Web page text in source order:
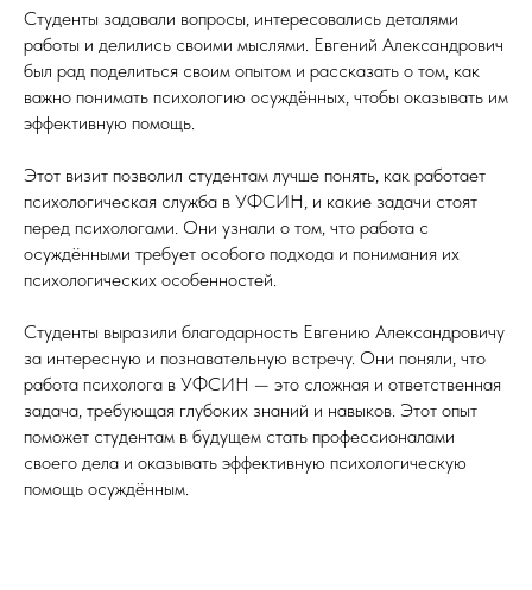
Студенты задавали вопросы, интересовались деталями
работы и делились своими мыслями. Евгений Александрович
был рад поделиться своим опытом и рассказать о том, как
важно понимать психологию осуждённых, чтобы оказывать им
эффективную помощь.
Этот визит позволил студентам лучше понять, как работает
психологическая служба в УФСИН, и какие задачи стоят
перед психологами. Они узнали о том, что работа с
осуждёнными требует особого подхода и понимания их
психологических особенностей.
Студенты выразили благодарность Евгению Александровичу
за интересную и познавательную встречу. Они поняли, что
работа психолога в УФСИН — это сложная и ответственная
задача, требующая глубоких знаний и навыков. Этот опыт
поможет студентам в будущем стать профессионалами
своего дела и оказывать эффективную психологическую
помощь осуждённым.